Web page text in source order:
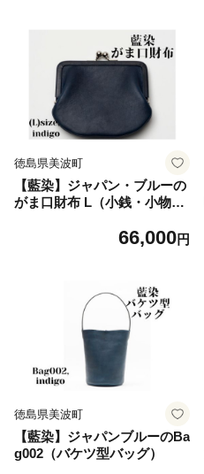
クセサリー 革小物 おしゃれ
かっこいい メンズ レディー
ス ペア ハンドメイド 日本製
ギフト プレゼント 贈り物
徳島県美波町
【藍染】ジャパン・ブルーの
がま口財布 L（小銭・小物入
藍染め 泥染 生成 本革 革 牛
コインケース 小物入れ ポー
チ 革小物 レディース メンズ
かわいい おしゃれ ハンドメ
イド 日本製 伝統工芸 ギフト
プレゼント 贈り物
66,000円
徳島県美波町
【藍染】ジャパンブルーのBa
g002（バケツ型バッグ）